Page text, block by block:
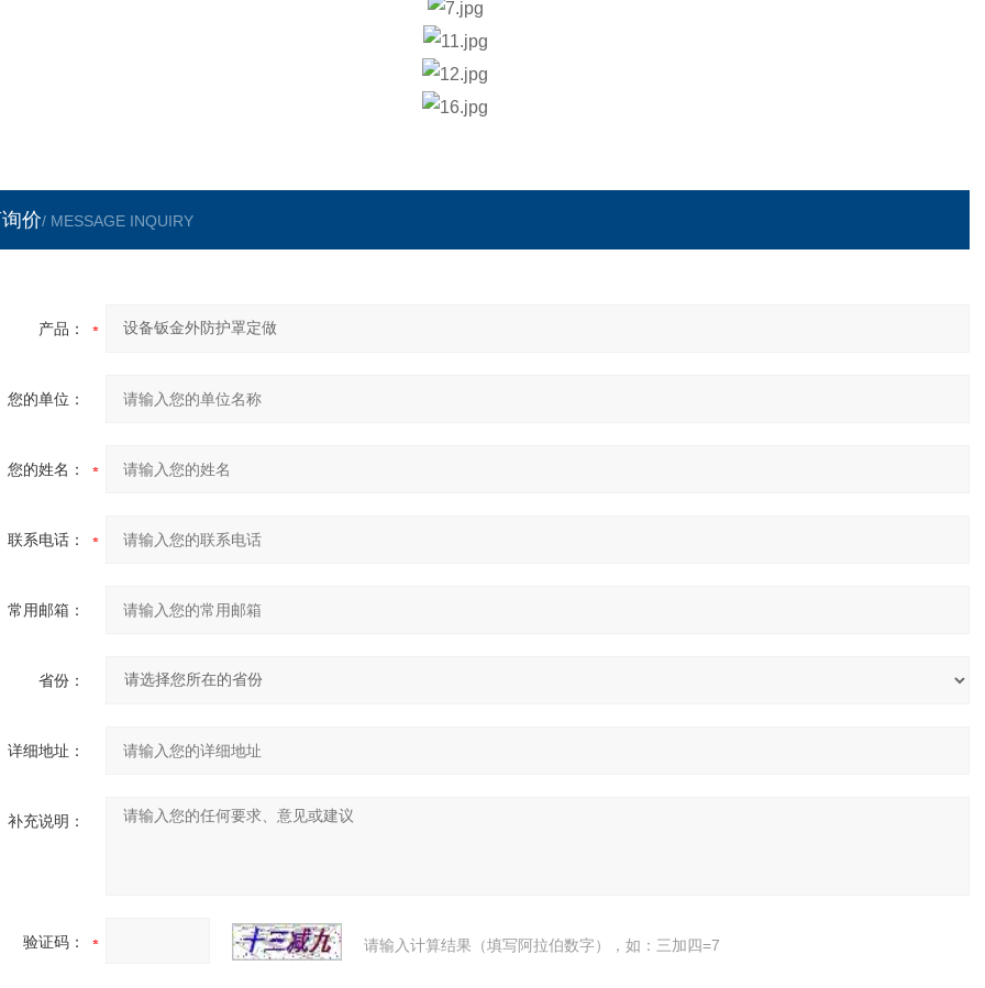
价/ MESSAGE INQUIRY
产品：
您的单位：
您的姓名：
联系电话：
常用邮箱：
省份：
详细地址：
补充说明：
验证码： 请输入计算结果（填写阿拉伯数字），如：三加四=7